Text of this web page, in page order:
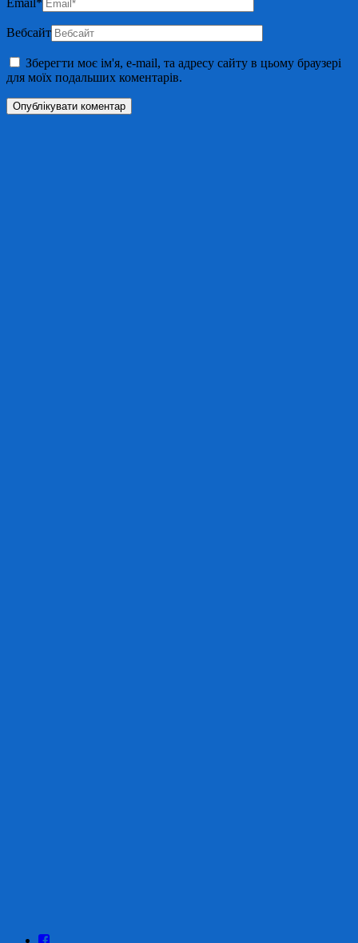
Email*
Вебсайт
Зберегти моє ім'я, e-mail, та адресу сайту в цьому браузері
для моїх подальших коментарів.